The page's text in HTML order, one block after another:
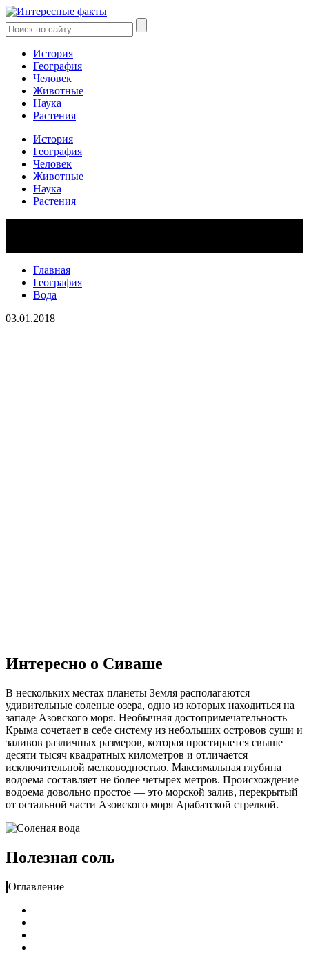
История
География
Человек
Животные
Наука
Растения
История
География
Человек
Животные
Наука
Растения
Главная
География
Вода
03.01.2018
Интересно о Сиваше
В нескольких местах планеты Земля располагаются
удивительные соленые озера, одно из которых находиться на
западе Азовского моря. Необычная достопримечательность
Крыма сочетает в себе систему из небольших островов суши и
заливов различных размеров, которая простирается свыше
десяти тысяч квадратных километров и отличается
исключительной мелководностью. Максимальная глубина
водоема составляет не более четырех метров. Происхождение
водоема довольно простое — это морской залив, перекрытый
от остальной части Азовского моря Арабатской стрелкой.
Полезная соль
Оглавление